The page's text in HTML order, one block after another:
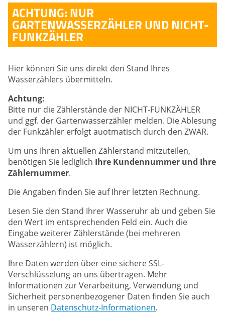
ACHTUNG: NUR
GARTENWASSERZÄHLER UND NICHT-
FUNKZÄHLER
Hier können Sie uns direkt den Stand Ihres
Wasserzählers übermitteln.
Achtung:
Bitte nur die Zählerstände der NICHT-FUNKZÄHLER
und ggf. der Gartenwasserzähler melden. Die Ablesung
der Funkzähler erfolgt auotmatisch durch den ZWAR.
Um uns Ihren aktuellen Zählerstand mitzuteilen,
benötigen Sie lediglich Ihre Kundennummer und Ihre
Zählernummer.
Die Angaben finden Sie auf Ihrer letzten Rechnung.
Lesen Sie den Stand Ihrer Wasseruhr ab und geben Sie
den Wert im entsprechenden Feld ein. Auch die
Eingabe weiterer Zählerstände (bei mehreren
Wasserzählern) ist möglich.
Ihre Daten werden über eine sichere SSL-
Verschlüsselung an uns übertragen. Mehr
Informationen zur Verarbeitung, Verwendung und
Sicherheit personenbezogener Daten finden Sie auch
in unseren Datenschutz-Informationen.